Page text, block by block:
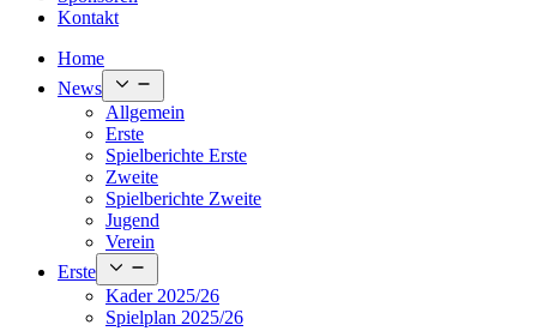
Kontakt
Home
News
menu
Allgemein
Erste
Spielberichte Erste
Zweite
Spielberichte Zweite
Jugend
Verein
Erste
menu
Kader 2025/26
Spielplan 2025/26